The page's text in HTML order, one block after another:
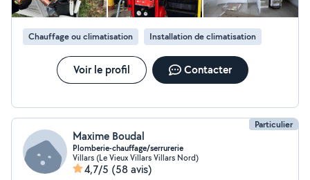
Chauffage ou climatisation Installation de climatisation
Voir le profil Contacter
Particulier
Maxime Boudal
Plomberie-chauffage/serrurerie
Villars (Le Vieux Villars Villars Nord)
4,7/5 (58 avis)